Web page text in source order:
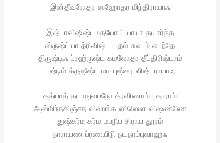
இன்தீவரோதர ஸஹோதர மிந்திராயாஃ
இஷ்டாவிஷிஷ்டமதயோபி யாயா தயார்த்த
ஸ்ருஷ்ட்யா த்ரிவிஷ்டபபதம் சுலபம் லபந்தே
திருஷ்டிஃ ப்ரஹ்ருஷ்ட கமலோதர தீப்திரிஷ்டாம்
புஷ்டிம் க்ருஷீஷ்ட மம புஷ்கர விஷ்டராயாஃ
தத்யாத் தயாநுவபநோ த்ரவிணாம்பு தாராம்
அஸ்மிந்நகிஞ்சந விஹங்க ஸிஸௌ விஷண்ணே
துஷ்கர்ம கர்ம மபநீய சிராய தூரம்
நாராயண ப்ரணயிநி நயநாம்புவாஹஃ